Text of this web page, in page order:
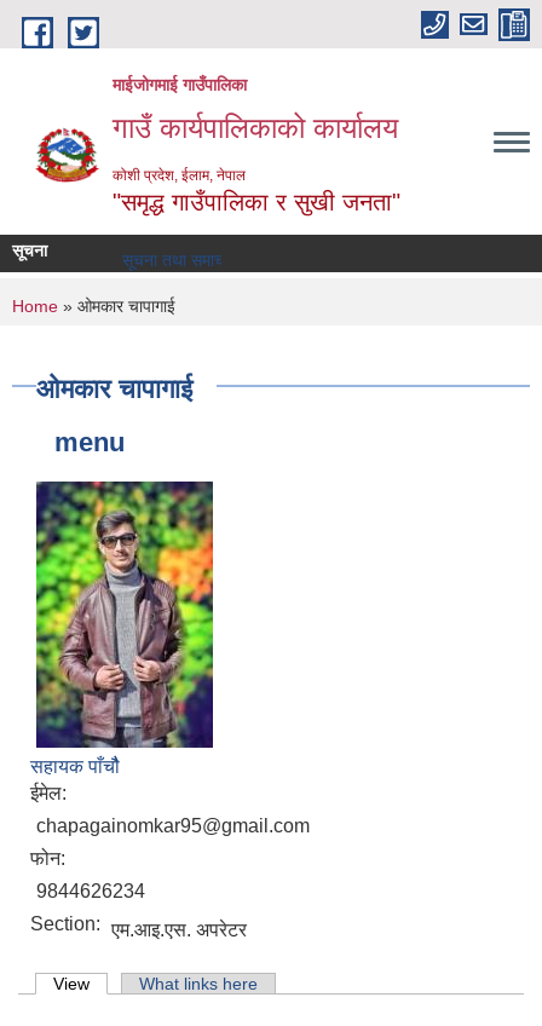
Skip to main content
माईजोगमाई गाउँपालिका
गाउँ कार्यपालिकाको कार्यालय
कोशी प्रदेश, ईलाम, नेपाल
"समृद्ध गाउँपालिका र सुखी जनता"
सूचना सूचना तथा समाचार
You are here
Home » ओमकार चापागाई
ओमकार चापागाई
menu
सहायक पाँचौै
ईमेल:
chapagainomkar95@gmail.com
फोन:
9844626234
Section: एम.आइ.एस. अपरेटर
Primary tabs
View (active tab)What links here